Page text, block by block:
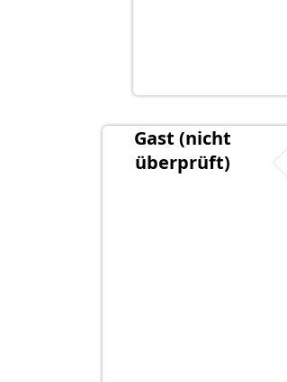
Gast (nicht
überprüft)